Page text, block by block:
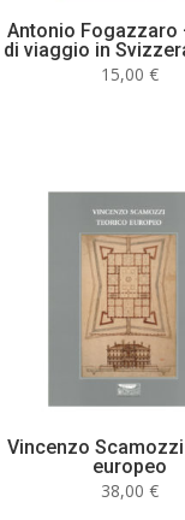
Antonio Fogazzaro
di viaggio in
15,00 €
Vincenzo
europeo
38,00 €